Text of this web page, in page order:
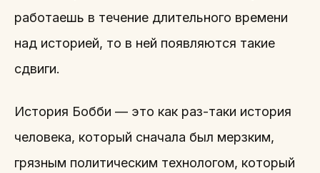
работаешь в течение длительного времени
над историей, то в ней появляются такие
сдвиги.
История Бобби — это как раз-таки история
человека, который сначала был мерзким,
грязным политическим технологом, который